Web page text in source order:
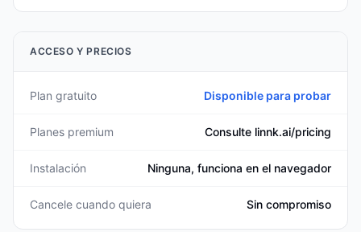
ACCESO Y PRECIOS
Plan gratuito Disponible para probar
Planes premium Consulte linnk.ai/pricing
Instalación Ninguna, funciona en el navegador
Cancele cuando quiera Sin compromiso